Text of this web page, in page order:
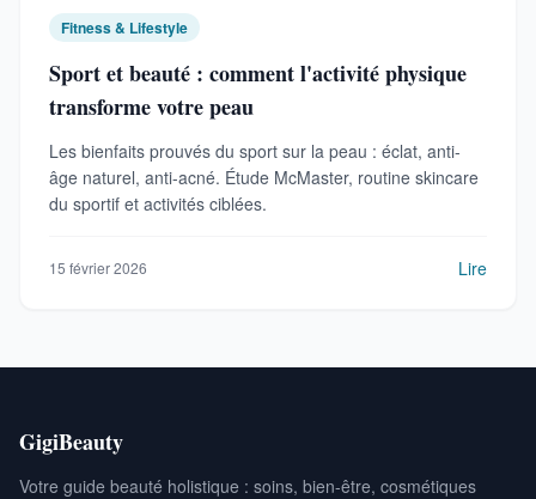
Fitness & Lifestyle
Sport et beauté : comment l'activité physique
transforme votre peau
Les bienfaits prouvés du sport sur la peau : éclat, anti-
âge naturel, anti-acné. Étude McMaster, routine skincare
du sportif et activités ciblées.
15 février 2026 Lire
GigiBeauty
Votre guide beauté holistique : soins, bien-être, cosmétiques